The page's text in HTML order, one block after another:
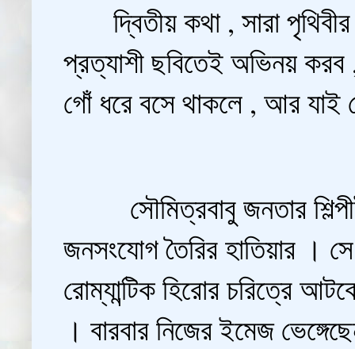
দ্বিতীয় কথা , সারা
প্রত্যাশী ছবিতেই অভিনয়
গোঁ ধরে বসে থাকলে , আর যাই
সৌমিত্রবাবু জনতার
জনসংযোগ তৈরির হাতিয়ার ।
রোম্যান্টিক হিরোর চরিত্রে
। বারবার নিজের ইমেজ